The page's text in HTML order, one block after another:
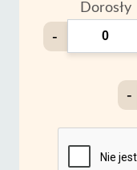
Dorosły
-
-